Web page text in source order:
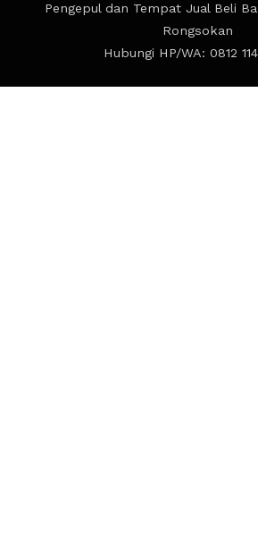
Pengepul dan Tempat Jual Beli
Rongsokan
Hubungi HP/WA: 0812